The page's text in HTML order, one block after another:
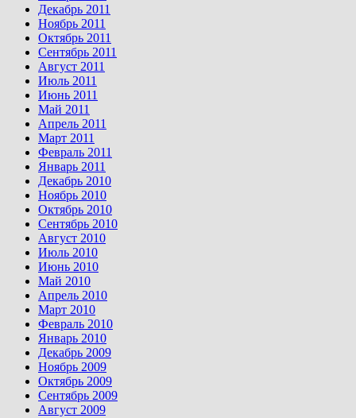
Декабрь 2011
Ноябрь 2011
Октябрь 2011
Сентябрь 2011
Август 2011
Июль 2011
Июнь 2011
Май 2011
Апрель 2011
Март 2011
Февраль 2011
Январь 2011
Декабрь 2010
Ноябрь 2010
Октябрь 2010
Сентябрь 2010
Август 2010
Июль 2010
Июнь 2010
Май 2010
Апрель 2010
Март 2010
Февраль 2010
Январь 2010
Декабрь 2009
Ноябрь 2009
Октябрь 2009
Сентябрь 2009
Август 2009